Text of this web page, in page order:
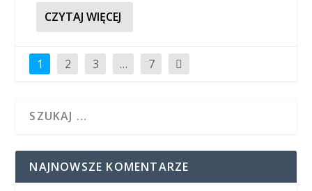
CZYTAJ WIĘCEJ
1 2 3 … 7
NAJNOWSZE KOMENTARZE